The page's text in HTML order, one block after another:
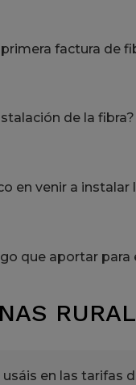
factura de
de la fibra?
en venir a instalar
que aportar para
en las tarifas